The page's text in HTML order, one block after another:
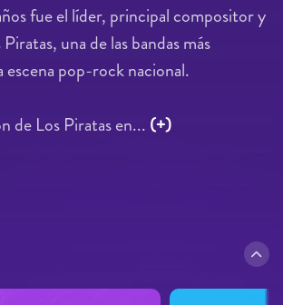
fue el líder, principal compositor y
una de las bandas más
escena pop-rock nacional.
de Los Piratas en... (+)